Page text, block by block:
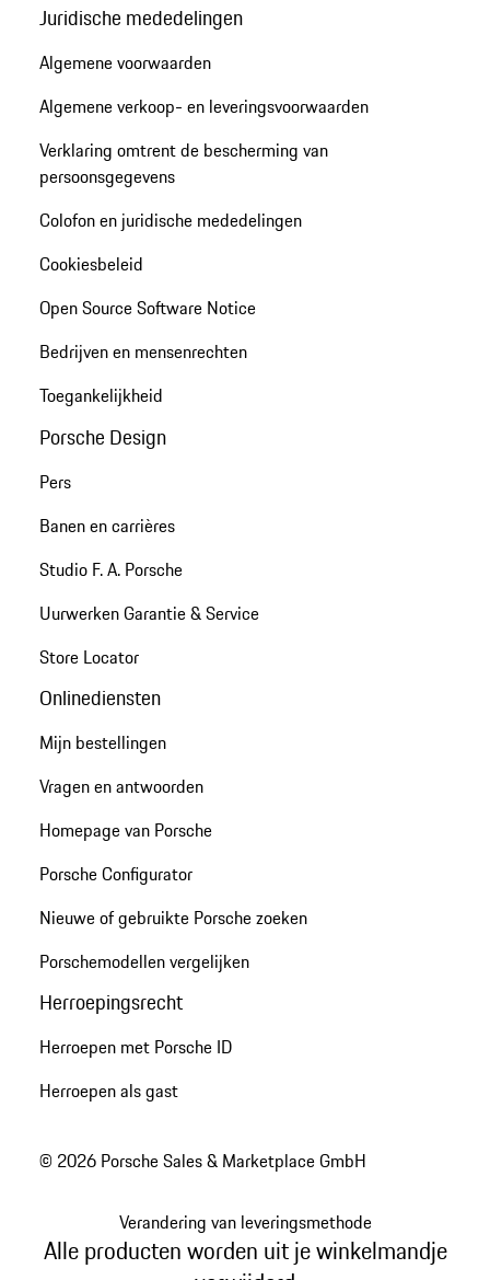
Juridische mededelingen
Algemene voorwaarden
Algemene verkoop- en leveringsvoorwaarden
Verklaring omtrent de bescherming van
persoonsgegevens
Colofon en juridische mededelingen
Cookiesbeleid
Open Source Software Notice
Bedrijven en mensenrechten
Toegankelijkheid
Porsche Design
Pers
Banen en carrières
Studio F. A. Porsche
Uurwerken Garantie & Service
Store Locator
Onlinediensten
Mijn bestellingen
Vragen en antwoorden
Homepage van Porsche
Porsche Configurator
Nieuwe of gebruikte Porsche zoeken
Porschemodellen vergelijken
Herroepingsrecht
Herroepen met Porsche ID
Herroepen als gast
© 2026 Porsche Sales & Marketplace GmbH
Verandering van leveringsmethode
Alle producten worden uit je winkelmandje